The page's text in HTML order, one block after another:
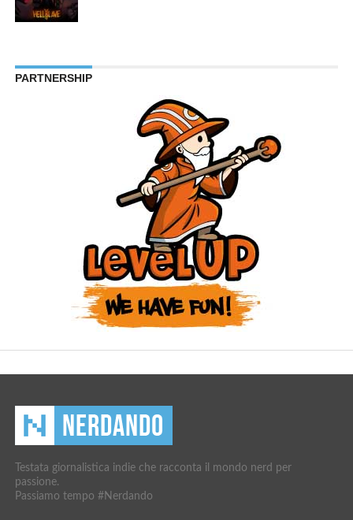
PARTNERSHIP
Testata giornalistica indie che racconta il mondo nerd per
passione.
Passiamo tempo #Nerdando